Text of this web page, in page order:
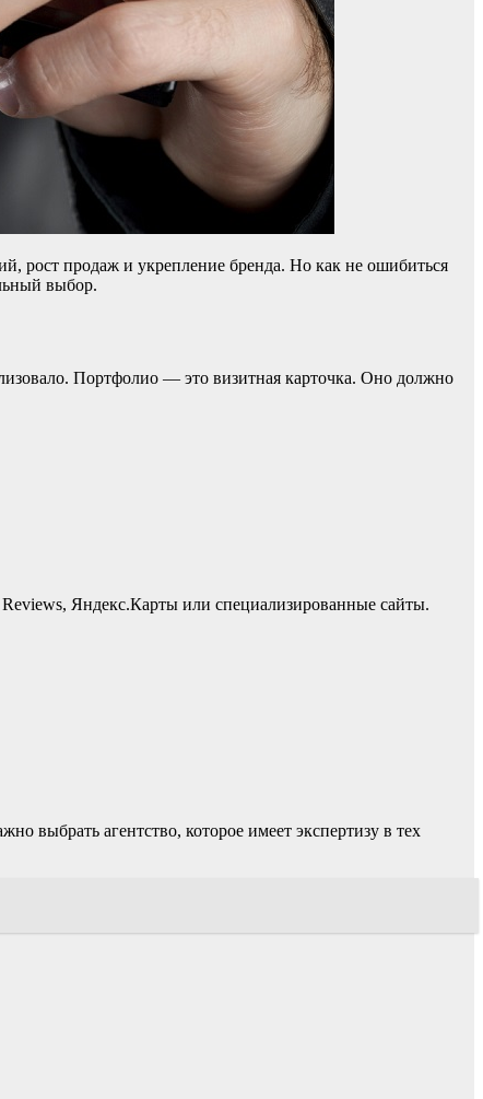
рост продаж и укрепление бренда. Но как не ошибиться
выбор.
Портфолио — это визитная карточка. Оно должно
Яндекс.Карты или специализированные сайты.
выбрать агентство, которое имеет экспертизу в тех